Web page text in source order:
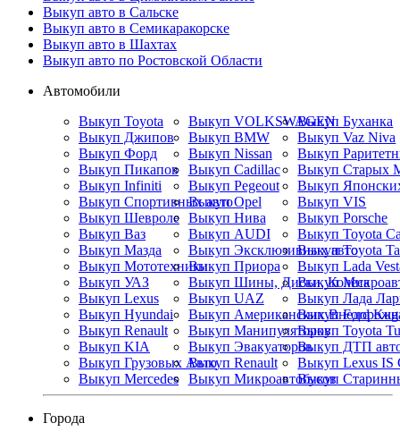
Выкуп авто в Сальске
Выкуп авто в Семикаракорске
Выкуп авто в Шахтах
Выкуп авто по Ростовской Области
Автомобили
Выкуп Toyota
Выкуп Джипов
Выкуп Форд
Выкуп Пикапов
Выкуп Infiniti
Выкуп Спортивных авто
Выкуп Шевроле
Выкуп Ваз
Выкуп Мазда
Выкуп Мототехники
Выкуп УАЗ
Выкуп Lexus
Выкуп Hyundai
Выкуп Renault
Выкуп KIA
Выкуп Грузовых Авто
Выкуп Mercedes
Выкуп VOLKSWAGEN
Выкуп BMW
Выкуп Nissan
Выкуп Cadillac
Выкуп Pegeout
Выкуп Opel
Выкуп Нива
Выкуп AUDI
Выкуп Эксклюзивных авто
Выкуп Приора
Выкуп Шины, Диски, Колеса
Выкуп UAZ
Выкуп Американских
Выкуп Манипуляторов
Выкуп Эвакуаторов
Выкуп Renault
Выкуп Микроавтобусов
Выкуп Буханка
Выкуп Vaz Niva
Выкуп Старых
Выкуп
Выкуп VIS
Выкуп Porsche
Выкуп Toyota
Выкуп Toyota
Выкуп Lada
Выкуп
Выкуп Лада
Выкуп Ford
Выкуп Toyota
Выкуп ДТП
Выкуп Lexus IS
Выкуп
Города